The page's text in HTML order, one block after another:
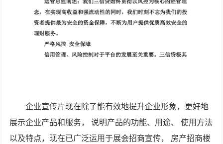
企业宣传片现在除了能有效地提升企业形象，更好地
展示企业产品和服务， 说明产品的功能、用途、 使用方法
以及特点，现在已广泛运用于展会招商宣传， 房产招商楼